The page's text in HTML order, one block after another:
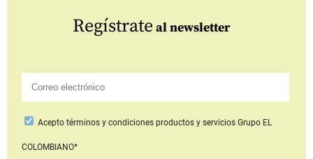
Regístrate al newsletter
Aceptotérminos y condiciones productos y serviciosGrupo EL
COLOMBIANO*